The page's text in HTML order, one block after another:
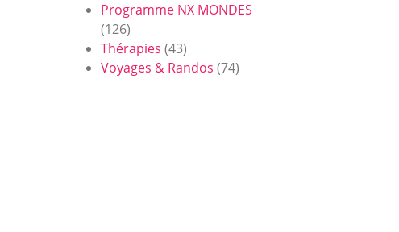
Programme NX MONDES
(126)
Thérapies (43)
Voyages & Randos (74)